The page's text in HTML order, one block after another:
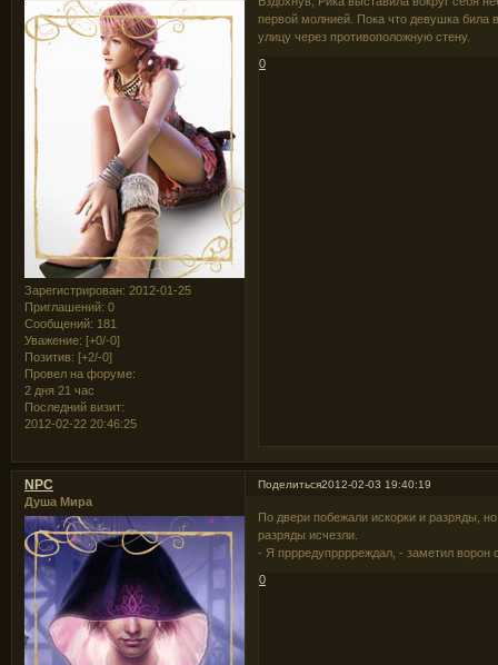
Зарегистрирован: 2012-01-25
Приглашений: 0
Сообщений: 181
Уважение: [+0/-0]
Позитив: [+2/-0]
Провел на форуме:
2 дня 21 час
Последний визит:
2012-02-22 20:46:25
первой молнией. Пока что девушка била
улицу через противоположную стену.
0
Поделиться2012-02-03 19:40:19
NPC
Душа Мира
По двери побежали искорки и разряды,
разряды исчезли.
- Я пррредупрррреждал, - заметил ворон
0